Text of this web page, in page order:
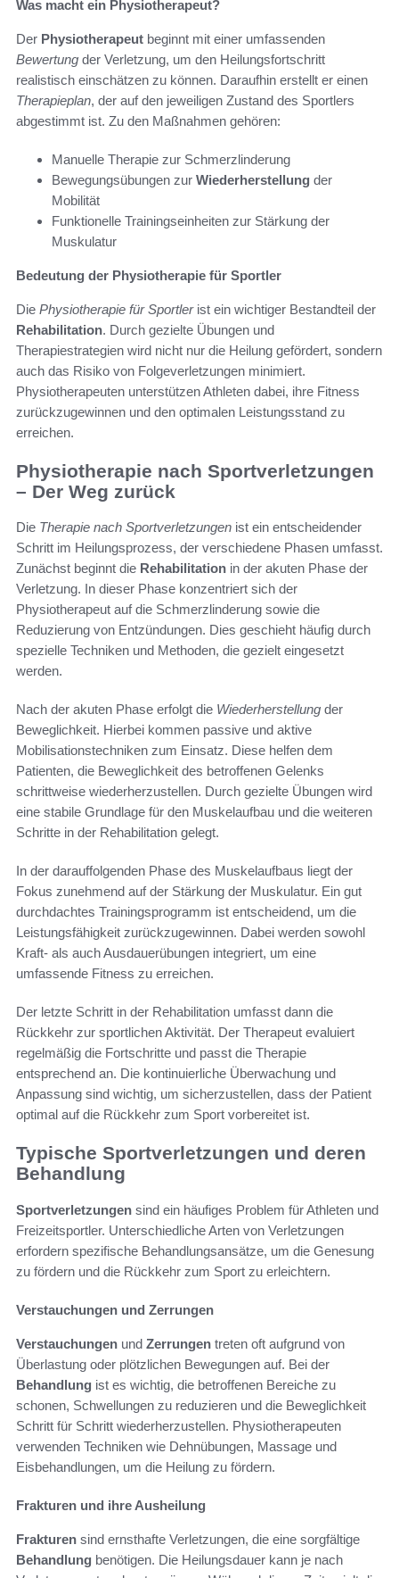
Was macht ein Physiotherapeut?
Der Physiotherapeut beginnt mit einer umfassenden
Bewertung der Verletzung, um den Heilungsfortschritt
realistisch einschätzen zu können. Daraufhin erstellt er einen
Therapieplan, der auf den jeweiligen Zustand des Sportlers
abgestimmt ist. Zu den Maßnahmen gehören:
Manuelle Therapie zur Schmerzlinderung
Bewegungsübungen zur Wiederherstellung der
Mobilität
Funktionelle Trainingseinheiten zur Stärkung der
Muskulatur
Bedeutung der Physiotherapie für Sportler
Die Physiotherapie für Sportlerist ein wichtiger Bestandteil der
Rehabilitation. Durch gezielte Übungen und
Therapiestrategien wird nicht nur die Heilung gefördert, sondern
auch das Risiko von Folgeverletzungen minimiert.
Physiotherapeuten unterstützen Athleten dabei, ihre Fitness
zurückzugewinnen und den optimalen Leistungsstand zu
erreichen.
Physiotherapie nach Sportverletzungen
– Der Weg zurück
Die Therapie nach Sportverletzungen ist ein entscheidender
Schritt im Heilungsprozess, der verschiedene Phasen umfasst.
Zunächst beginnt die Rehabilitation in der akuten Phase der
Verletzung. In dieser Phase konzentriert sich der
Physiotherapeut auf die Schmerzlinderung sowie die
Reduzierung von Entzündungen. Dies geschieht häufig durch
spezielle Techniken und Methoden, die gezielt eingesetzt
werden.
Nach der akuten Phase erfolgt die Wiederherstellung der
Beweglichkeit. Hierbei kommen passive und aktive
Mobilisationstechniken zum Einsatz. Diese helfen dem
Patienten, die Beweglichkeit des betroffenen Gelenks
schrittweise wiederherzustellen. Durch gezielte Übungen wird
eine stabile Grundlage für den Muskelaufbau und die weiteren
Schritte in der Rehabilitation gelegt.
In der darauffolgenden Phase des Muskelaufbaus liegt der
Fokus zunehmend auf der Stärkung der Muskulatur. Ein gut
durchdachtes Trainingsprogramm ist entscheidend, um die
Leistungsfähigkeit zurückzugewinnen. Dabei werden sowohl
Kraft- als auch Ausdauerübungen integriert, um eine
umfassende Fitness zu erreichen.
Der letzte Schritt in der Rehabilitation umfasst dann die
Rückkehr zur sportlichen Aktivität. Der Therapeut evaluiert
regelmäßig die Fortschritte und passt die Therapie
entsprechend an. Die kontinuierliche Überwachung und
Anpassung sind wichtig, um sicherzustellen, dass der Patient
optimal auf die Rückkehr zum Sport vorbereitet ist.
Typische Sportverletzungen und deren
Behandlung
Sportverletzungen sind ein häufiges Problem für Athleten und
Freizeitsportler. Unterschiedliche Arten von Verletzungen
erfordern spezifische Behandlungsansätze, um die Genesung
zu fördern und die Rückkehr zum Sport zu erleichtern.
Verstauchungen und Zerrungen
Verstauchungen und Zerrungen treten oft aufgrund von
Überlastung oder plötzlichen Bewegungen auf. Bei der
Behandlung ist es wichtig, die betroffenen Bereiche zu
schonen, Schwellungen zu reduzieren und die Beweglichkeit
Schritt für Schritt wiederherzustellen. Physiotherapeuten
verwenden Techniken wie Dehnübungen, Massage und
Eisbehandlungen, um die Heilung zu fördern.
Frakturen und ihre Ausheilung
Frakturen sind ernsthafte Verletzungen, die eine sorgfältige
Behandlung benötigen. Die Heilungsdauer kann je nach